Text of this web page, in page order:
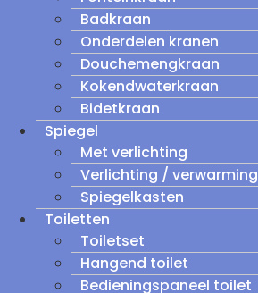
Badkraan
Onderdelen kranen
Douchemengkraan
Kokendwaterkraan
Bidetkraan
Spiegel
Met verlichting
Verlichting / verwarming
Spiegelkasten
Toiletten
Toiletset
Hangend toilet
Bedieningspaneel toilet